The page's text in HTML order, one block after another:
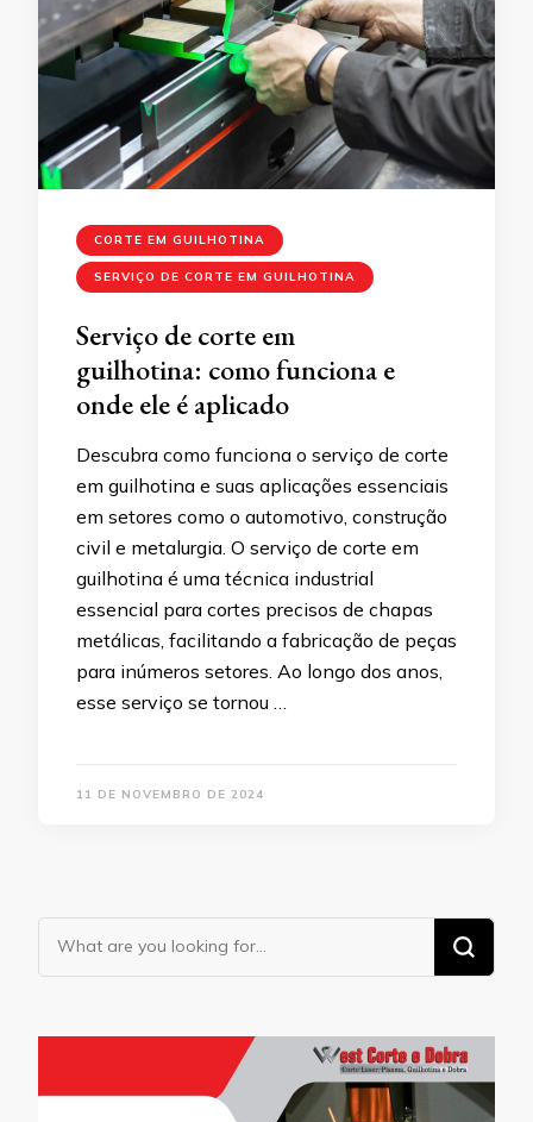
CORTE EM GUILHOTINA
SERVIÇO DE CORTE EM GUILHOTINA
Serviço de corte em
guilhotina: como funciona e
onde ele é aplicado
Descubra como funciona o serviço de corte
em guilhotina e suas aplicações essenciais
em setores como o automotivo, construção
civil e metalurgia. O serviço de corte em
guilhotina é uma técnica industrial
essencial para cortes precisos de chapas
metálicas, facilitando a fabricação de peças
para inúmeros setores. Ao longo dos anos,
esse serviço se tornou …
11 DE NOVEMBRO DE 2024
Looking
for